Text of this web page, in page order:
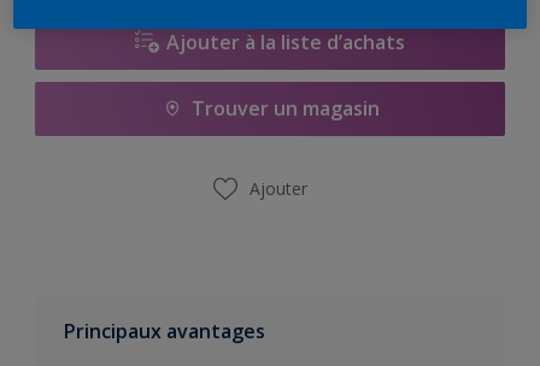
Ajouter à la liste d’achats
Trouver un magasin
Ajouter
Principaux avantages